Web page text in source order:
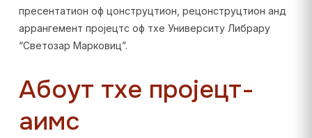
пресентатион оф цонструцтион, рецонструцтион анд
аррангемент пројецтс оф тхе Университy Либрарy
“Светозар Марковиц”.
Абоут тхе пројецт-
аимс